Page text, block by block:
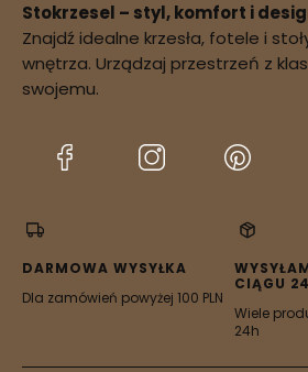
Stokrzesel – styl, komfort i
Znajdź idealne krzesła, fotele i
wnętrza. Urządzaj przestrzeń z
swojemu.
(Otwiera (Otwiera
nowej
DARMOWA WYSYŁKA
Dla zamówień powyżej 100 PLN
CIĄGU
Wiele
24h